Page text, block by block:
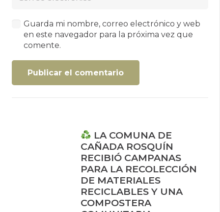
Guarda mi nombre, correo electrónico y web
en este navegador para la próxima vez que
comente.
Publicar el comentario
LA COMUNA DE
CAÑADA ROSQUÍN
RECIBIÓ CAMPANAS
PARA LA RECOLECCIÓN
DE MATERIALES
RECICLABLES Y UNA
COMPOSTERA